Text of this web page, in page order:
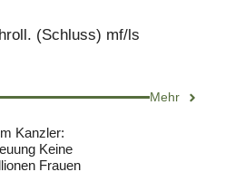
(Schluss) mf/ls
Mehr
Kanzler:
Keine
Frauen